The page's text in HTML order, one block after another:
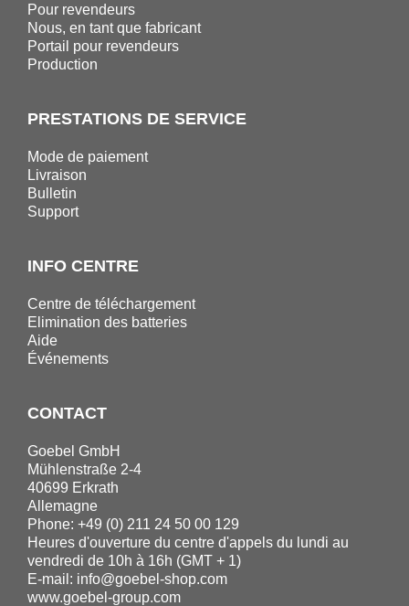
Pour revendeurs
Nous, en tant que fabricant
Portail pour revendeurs
Production
PRESTATIONS DE SERVICE
Mode de paiement
Livraison
Bulletin
Support
INFO CENTRE
Centre de téléchargement
Elimination des batteries
Aide
Événements
CONTACT
Goebel GmbH
Mühlenstraße 2-4
40699 Erkrath
Allemagne
Phone: +49 (0) 211 24 50 00 129
Heures d'ouverture du centre d'appels du lundi au
vendredi de 10h à 16h (GMT + 1)
E-mail: info@goebel-shop.com
www.goebel-group.com